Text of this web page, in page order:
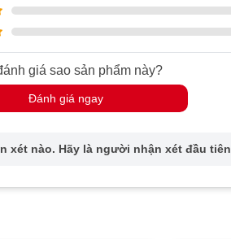
giá sao sản phẩm này?
Đánh giá ngay
xét nào. Hãy là người nhận xét đầu tiên